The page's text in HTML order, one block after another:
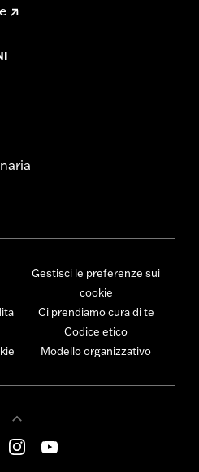
Gestisci le preferenze sui
cookie
Ci prendiamo cura di te
Codice etico
Modello organizzativo